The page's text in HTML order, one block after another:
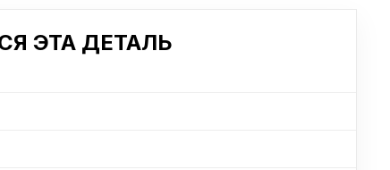
ЭТА ДЕТАЛЬ